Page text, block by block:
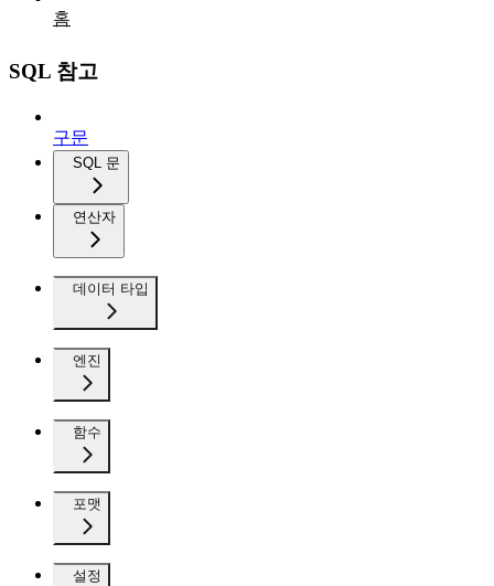
홈
SQL 참고
구문
SQL 문
연산자
데이터 타입
엔진
함수
포맷
설정